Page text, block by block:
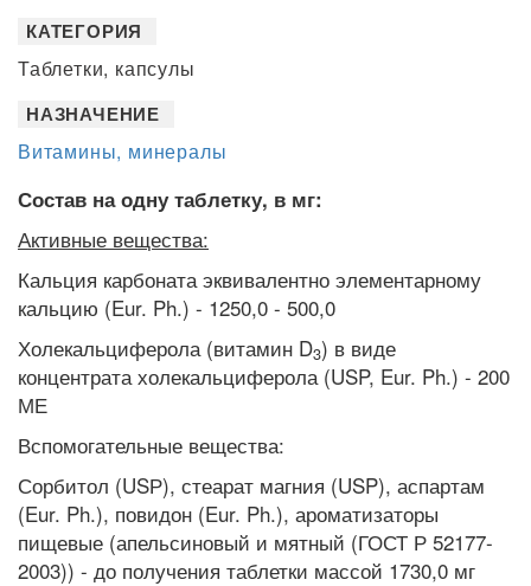
КАТЕГОРИЯ
Таблетки, капсулы
НАЗНАЧЕНИЕ
Витамины, минералы
Состав на одну таблетку, в мг:
Активные вещества:
Кальция карбоната эквивалентно элементарному
кальцию (Eur. Ph.) - 1250,0 - 500,0
Холекальциферола (витамин D3) в виде
концентрата холекальциферола (USP, Eur. Ph.) - 200
МЕ
Вспомогательные вещества:
Сорбитол (USР), стеарат магния (USP), аспартам
(Eur. Ph.), повидон (Eur. Ph.), ароматизаторы
пищевые (апельсиновый и мятный (ГОСТ Р 52177-
2003)) - до получения таблетки массой 1730,0 мг